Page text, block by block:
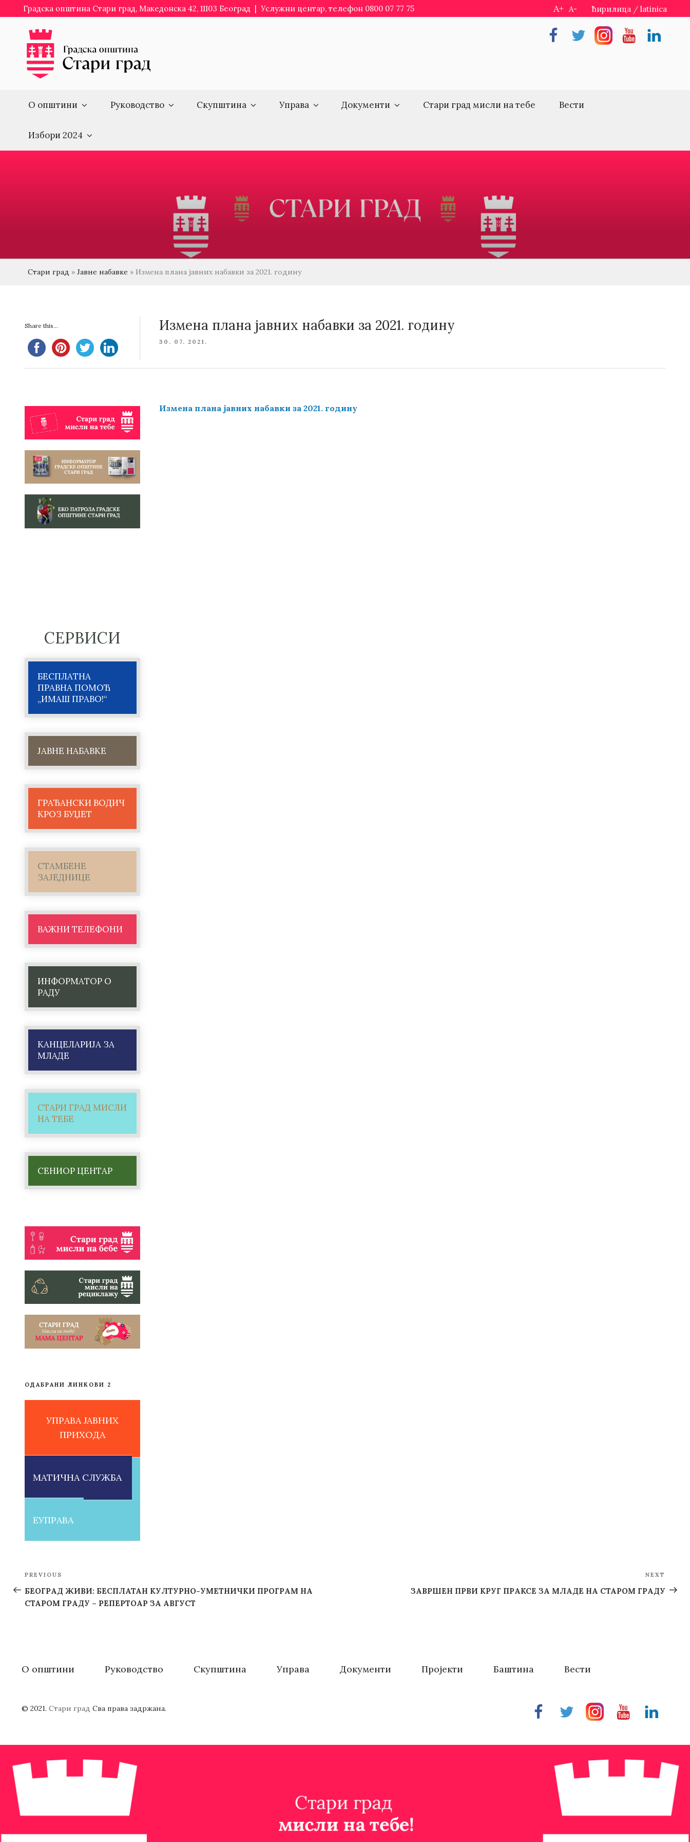
to
content
Градска општина Стари град, Македонска 42, 11103 Београд | Услужни центар, телефон 0800 07 77 75 A+ A- ћирилица / latinica
FacebookTwitterInstragramYoutubeLinkedin
О општини Руководство Скупштина Управа Документи Стари град мисли на тебе Вести
Избори 2024
Стари град » Јавне набавке » Измена плана јавних набавки за 2021. годину
Share this... Измена плана јавних набавки за 2021. годину
POSTED
30. 07. 2021.
СЕРВИСИ
БЕСПЛАТНА
ПРАВНА ПОМОЋ
„ИМАШ ПРАВО!“
ЈАВНЕ НАБАВКЕ
ГРАЂАНСКИ ВОДИЧ
КРОЗ БУЏЕТ
СТАМБЕНЕ
ЗАЈЕДНИЦЕ
ВАЖНИ ТЕЛЕФОНИ
ИНФОРМАТОР О
РАДУ
КАНЦЕЛАРИЈА ЗА
МЛАДЕ
СТАРИ ГРАД МИСЛИ
НА ТЕБЕ
СЕНИОР ЦЕНТАР
ОДАБРАНИ ЛИНКОВИ 2
УПРАВА ЈАВНИХ
ПРИХОДА
МАТИЧНА СЛУЖБА
ЕУПРАВА
Измена плана јавних набавки за 2021. годину
Post
navigation
Previous
Post
PREVIOUS
БЕОГРАД ЖИВИ: БЕСПЛАТАН КУЛТУРНО-УМЕТНИЧКИ ПРОГРАМ НА
СТАРОМ ГРАДУ – РЕПЕРТОАР ЗА АВГУСТ
Post
NEXT
ЗАВРШЕН ПРВИ КРУГ ПРАКСE ЗА МЛАДЕ НА СТАРОМ ГРАДУ
О општини Руководство Скупштина Управа Документи Пројекти Баштина Вести
FacebookTwitterInstragramYoutubeLinkedin
© 2021. Стари град Сва права задржана.